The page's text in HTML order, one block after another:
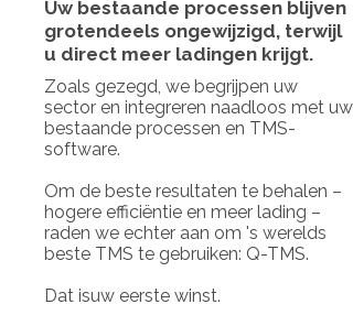
Uw bestaande processen blijven
grotendeels ongewijzigd, terwijl
u direct meer ladingen krijgt.
Zoals gezegd, we begrijpen uw
sector en integreren naadloos met uw
bestaande processen en TMS-
software.
Om de beste resultaten te behalen –
hogere efficiëntie en meer lading –
raden we echter aan om 's werelds
beste TMS te gebruiken: Q-TMS.
Dat isuw eerste winst.